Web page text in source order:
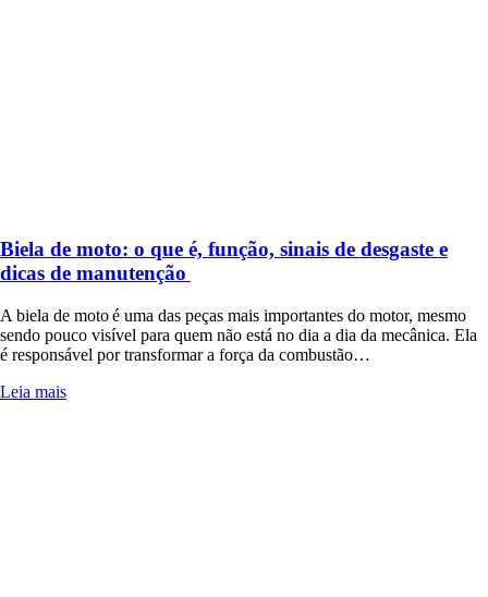
Biela de moto: o que é, função, sinais de desgaste e
dicas de manutenção
A biela de moto é uma das peças mais importantes do motor, mesmo
sendo pouco visível para quem não está no dia a dia da mecânica. Ela
é responsável por transformar a força da combustão…
Leia mais